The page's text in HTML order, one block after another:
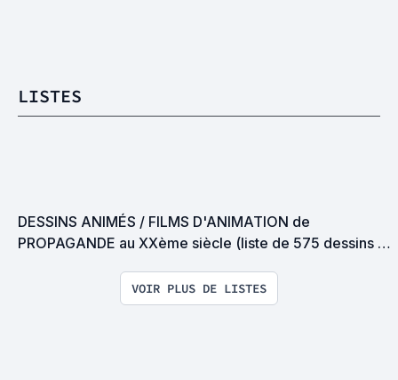
LISTES
DESSINS ANIMÉS / FILMS D'ANIMATION de
PROPAGANDE au XXème siècle (liste de 575 dessins
VOIR PLUS DE LISTES